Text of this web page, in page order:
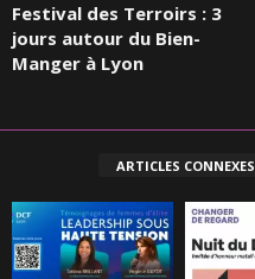
Festival des Terroirs : 3
jours autour du Bien-
Manger à Lyon
ARTICLES CONNEXES